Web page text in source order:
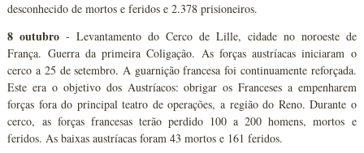
desconhecido de mortos e feridos e 2.378 prisioneiros.
8 outubro - Levantamento do Cerco de Lille, cidade no noroeste de
França. Guerra da primeira Coligação. As forças austríacas iniciaram o
cerco a 25 de setembro. A guarnição francesa foi continuamente reforçada.
Este era o objetivo dos Austríacos: obrigar os Franceses a empenharem
forças fora do principal teatro de operações, a região do Reno. Durante o
cerco, as forças francesas terão perdido 100 a 200 homens, mortos e
feridos. As baixas austríacas foram 43 mortos e 161 feridos.